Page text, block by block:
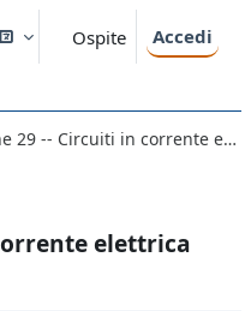
Ospite Accedi
Lezione 29 -- Circuiti in corrente elettrica continua (04.12.2020)
elettrica